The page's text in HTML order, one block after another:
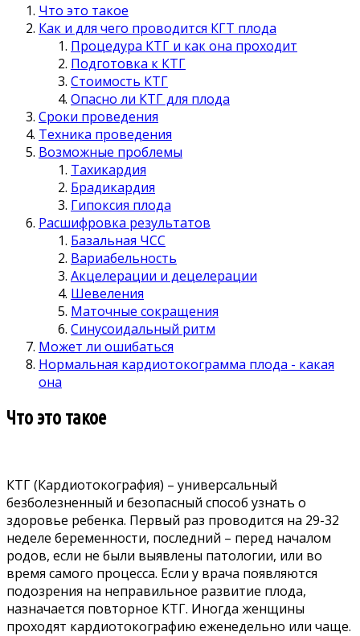
Что это такое
Как и для чего проводится КГТ плода
Процедура КТГ и как она проходит
Подготовка к КТГ
Стоимость КТГ
Опасно ли КТГ для плода
Сроки проведения
Техника проведения
Возможные проблемы
Тахикардия
Брадикардия
Гипоксия плода
Расшифровка результатов
Базальная ЧСС
Вариабельность
Акцелерации и децелерации
Шевеления
Маточные сокращения
Синусоидальный ритм
Может ли ошибаться
Нормальная кардиотокограмма плода - какая
она
Что это такое
КТГ (Кардиотокография) – универсальный
безболезненный и безопасный способ узнать о
здоровье ребенка. Первый раз проводится на 29-32
неделе беременности, последний – перед началом
родов, если не были выявлены патологии, или во
время самого процесса. Если у врача появляются
подозрения на неправильное развитие плода,
назначается повторное КТГ. Иногда женщины
проходят кардиотокографию еженедельно или чаще.